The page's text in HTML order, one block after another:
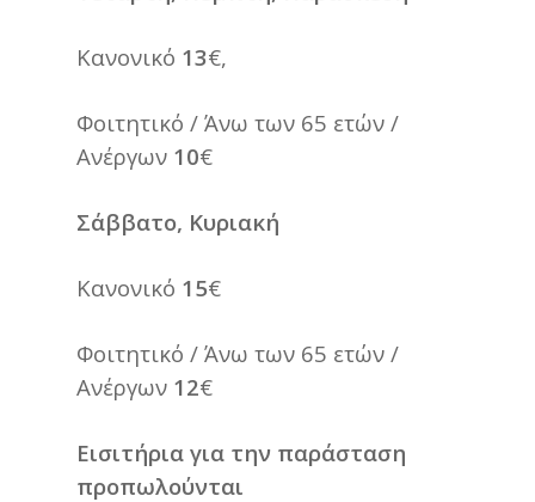
Κανονικό 13€,
Φοιτητικό / Άνω των 65 ετών /
Ανέργων 10€
Σάββατο, Κυριακή
Κανονικό 15€
Φοιτητικό / Άνω των 65 ετών /
Ανέργων 12€
Εισιτήρια για την παράσταση
προπωλούνται